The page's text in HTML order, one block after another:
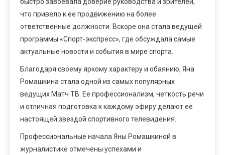
что привело к ее продвижению на более
ответственные должности. Вскоре она стала ведущей
программы «Спорт-экспресс», где обсуждала самые
актуальные новости и события в мире спорта.
Благодаря своему яркому характеру и обаянию, Яна
Ромашкина стала одной из самых популярных
ведущих Матч ТВ. Ее профессионализм, четкость речи
и отличная подготовка к каждому эфиру делают ее
настоящей звездой спортивного телевидения.
Профессиональные начала Яны Ромашкиной в
журналистике отмечены успехами и